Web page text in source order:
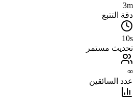
3m
دقة التتبع
10s
تحديث مستمر
∞
عدد السائقين